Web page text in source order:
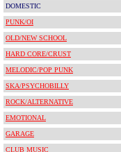
DOMESTIC
PUNK/OI
OLD/NEW SCHOOL
HARD CORE/CRUST
MELODIC/POP PUNK
SKA/PSYCHOBILLY
ROCK/ALTERNATIVE
EMOTIONAL
GARAGE
CLUB MUSIC